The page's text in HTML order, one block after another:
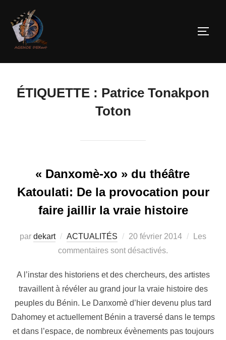
ÉTIQUETTE : Patrice Tonakpon
Toton
« Danxomè-xo » du théâtre
Katoulati: De la provocation pour
faire jaillir la vraie histoire
par dekart ACTUALITÉS 20 février 2014
Les
commentaires sont désactivés.
A l’instar des historiens et des chercheurs, des artistes
travaillent à révéler au grand jour la vraie histoire des
peuples du Bénin. Le Danxomè d’hier devenu plus tard
Dahomey et actuellement Bénin a traversé dans le temps
et dans l’espace, de nombreux évènements pas toujours